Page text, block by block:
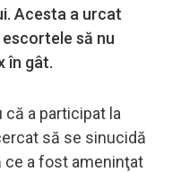
Acesta a urcat
să nu
în gât.
a participat la
să se sinucidă
ce a fost ameninţat